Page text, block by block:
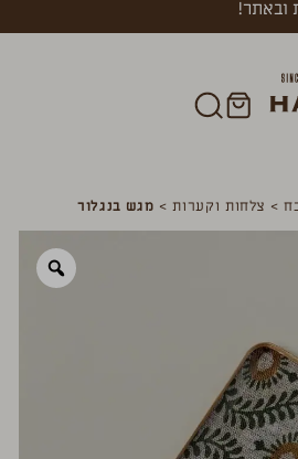
ובאתר!
> צלחות וקערות> מגש בנגלור